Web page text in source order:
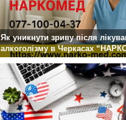
Як уникнути зриву після
алкоголізму в Черкасах